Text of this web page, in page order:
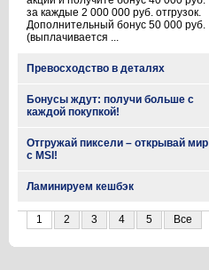
за каждые 2 000 000 руб. отгрузок.
Дополнительный бонус 50 000 руб.
(выплачивается ...
Превосходство в деталях
Бонусы ждут: получи больше с
каждой покупкой!
Отгружай пиксели – открывай мир
с MSI!
Ламинируем кешбэк
1 2 3 4 5 Все